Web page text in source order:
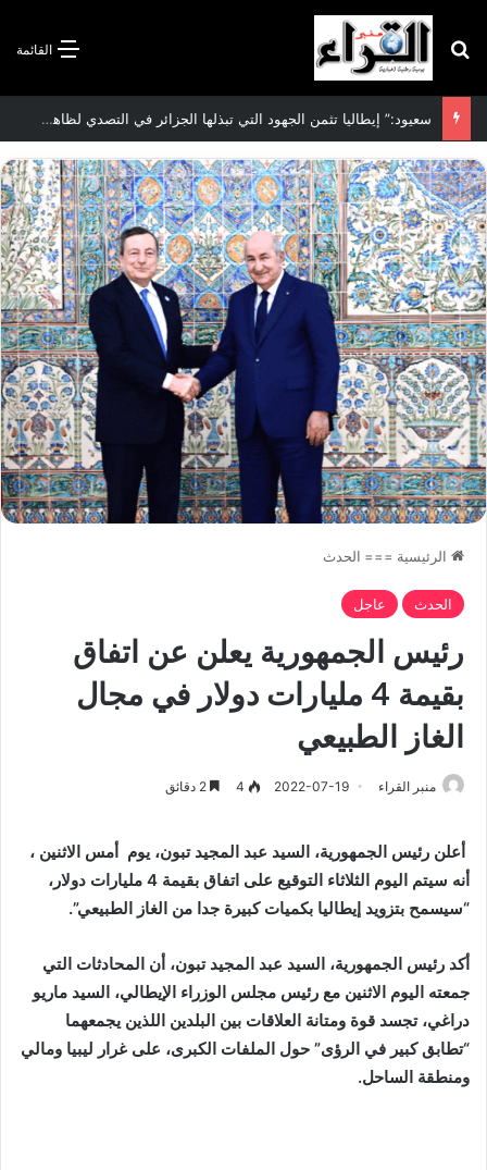
القائمة بحث عن
الاتفاقية الأممية بشأن تغير المناخ :الجزائر تودع مساهمتها الوطنية المحددة لسنة 2026
الرئيسية === الحدث
الحدث عاجل
رئيس الجمهورية يعلن عن اتفاق
بقيمة 4 مليارات دولار في مجال
الغاز الطبيعي
منبر القراء 2022-07-19
4
أعلن رئيس الجمهورية، السيد عبد المجيد تبون، يوم أمس الاثنين ،
أنه سيتم اليوم الثلاثاء التوقيع على اتفاق بقيمة 4 مليارات دولار،
“سيسمح بتزويد إيطاليا بكميات كبيرة جدا من الغاز الطبيعي”.
أكد رئيس الجمهورية، السيد عبد المجيد تبون، أن المحادثات التي
جمعته اليوم الاثنين مع رئيس مجلس الوزراء الإيطالي، السيد ماريو
دراغي، تجسد قوة ومتانة العلاقات بين البلدين اللذين يجمعهما
“تطابق كبير في الرؤى” حول الملفات الكبرى، على غرار ليبيا ومالي
ومنطقة الساحل.